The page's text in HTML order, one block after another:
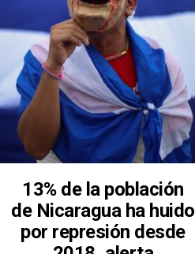
13% de la población
de Nicaragua ha huido
por represión desde